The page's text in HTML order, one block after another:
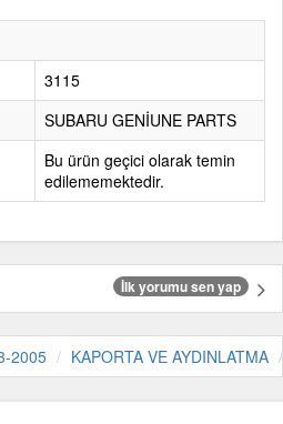
3115
SUBARU GENİUNE PARTS
Bu ürün geçici olarak temin
edilememektedir.
İlk yorumu sen yap
2005 KAPORTA VE AYDINLATMA